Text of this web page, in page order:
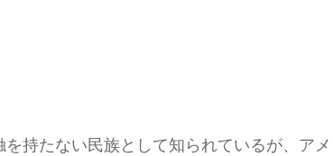
持たない民族として知られているが、ア